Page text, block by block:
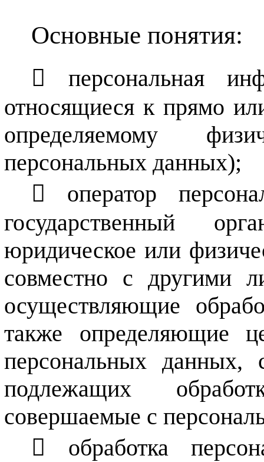
Основные понятия:
персональная
относящиеся к прямо
определяемому
персональных данных);
оператор
государственный
юридическое или
совместно с другими
осуществляющие
также определяющие
персональных данных,
подлежащих
совершаемые с
обработка